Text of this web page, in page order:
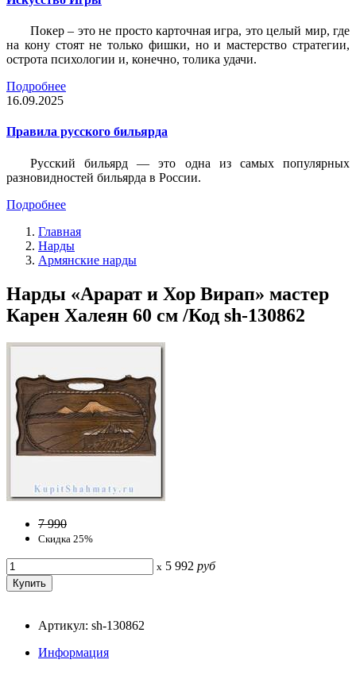
Покер – это не просто карточная игра, это целый мир, где
на кону стоят не только фишки, но и мастерство стратегии,
острота психологии и, конечно, толика удачи.
Подробнее
16.09.2025
Правила русского бильярда
Русский бильярд — это одна из самых популярных
разновидностей бильярда в России.
Подробнее
Главная
Нарды
Армянские нарды
Нарды «Арарат и Хор Вирап» мастер
Карен Халеян 60 см /Код sh-130862
7 990
Скидка 25%
x 5 992 руб
Артикул: sh-130862
Информация